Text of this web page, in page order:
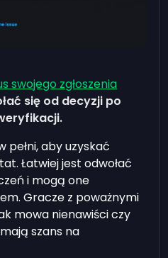
swojego zgłoszenia
się od decyzji po
pełni, aby uzyskać
Łatwiej jest odwołać
i mogą one
Gracze z poważnymi
mowa nienawiści czy
szans na